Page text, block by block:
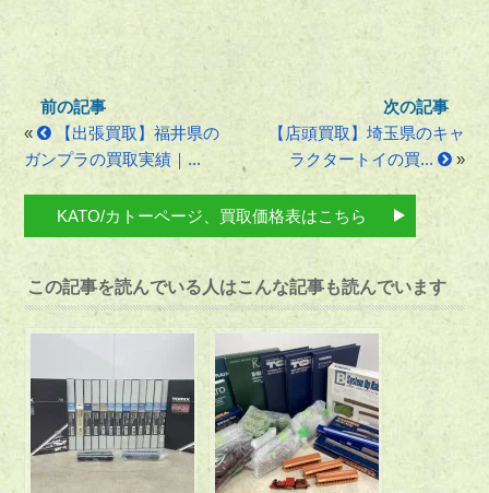
«
【出張買取】福井県の
ガンプラの買取実績｜...
【店頭買取】埼玉県のキャ
ラクタートイの買...
»
KATO/カトーページ、買取価格表はこちら
この記事を読んでいる人はこんな記事も読んでいます